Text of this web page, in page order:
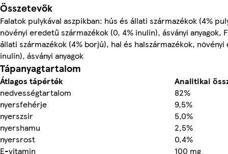
Összetevők
Falatok pulykával aszpikban: hús és állati származékok (4%
növényi eredetű származékok (0, 4% inulin), ásványi anyagok,
állati származékok (4% borjú), hal és halszármazékok,
inulin), ásványi anyagok
Tápanyagtartalom
Átlagos tápérték
Analitikai
nedvességtartalom
82%
nyersfehérje
9,5%
nyerszsir
5,0%
nyershamu
2,5%
nyersrost
0,4%
E-vitamin
100 mg